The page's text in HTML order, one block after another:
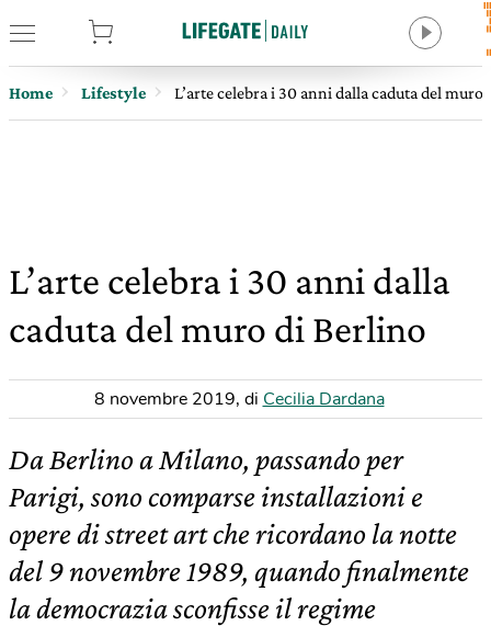
Home Lifestyle L’arte celebra i 30 anni dalla caduta del muro
L’arte celebra i 30 anni dalla
caduta del muro di Berlino
8 novembre 2019, di Cecilia Dardana
Da Berlino a Milano, passando per
Parigi, sono comparse installazioni e
opere di street art che ricordano la notte
del 9 novembre 1989, quando finalmente
la democrazia sconfisse il regime